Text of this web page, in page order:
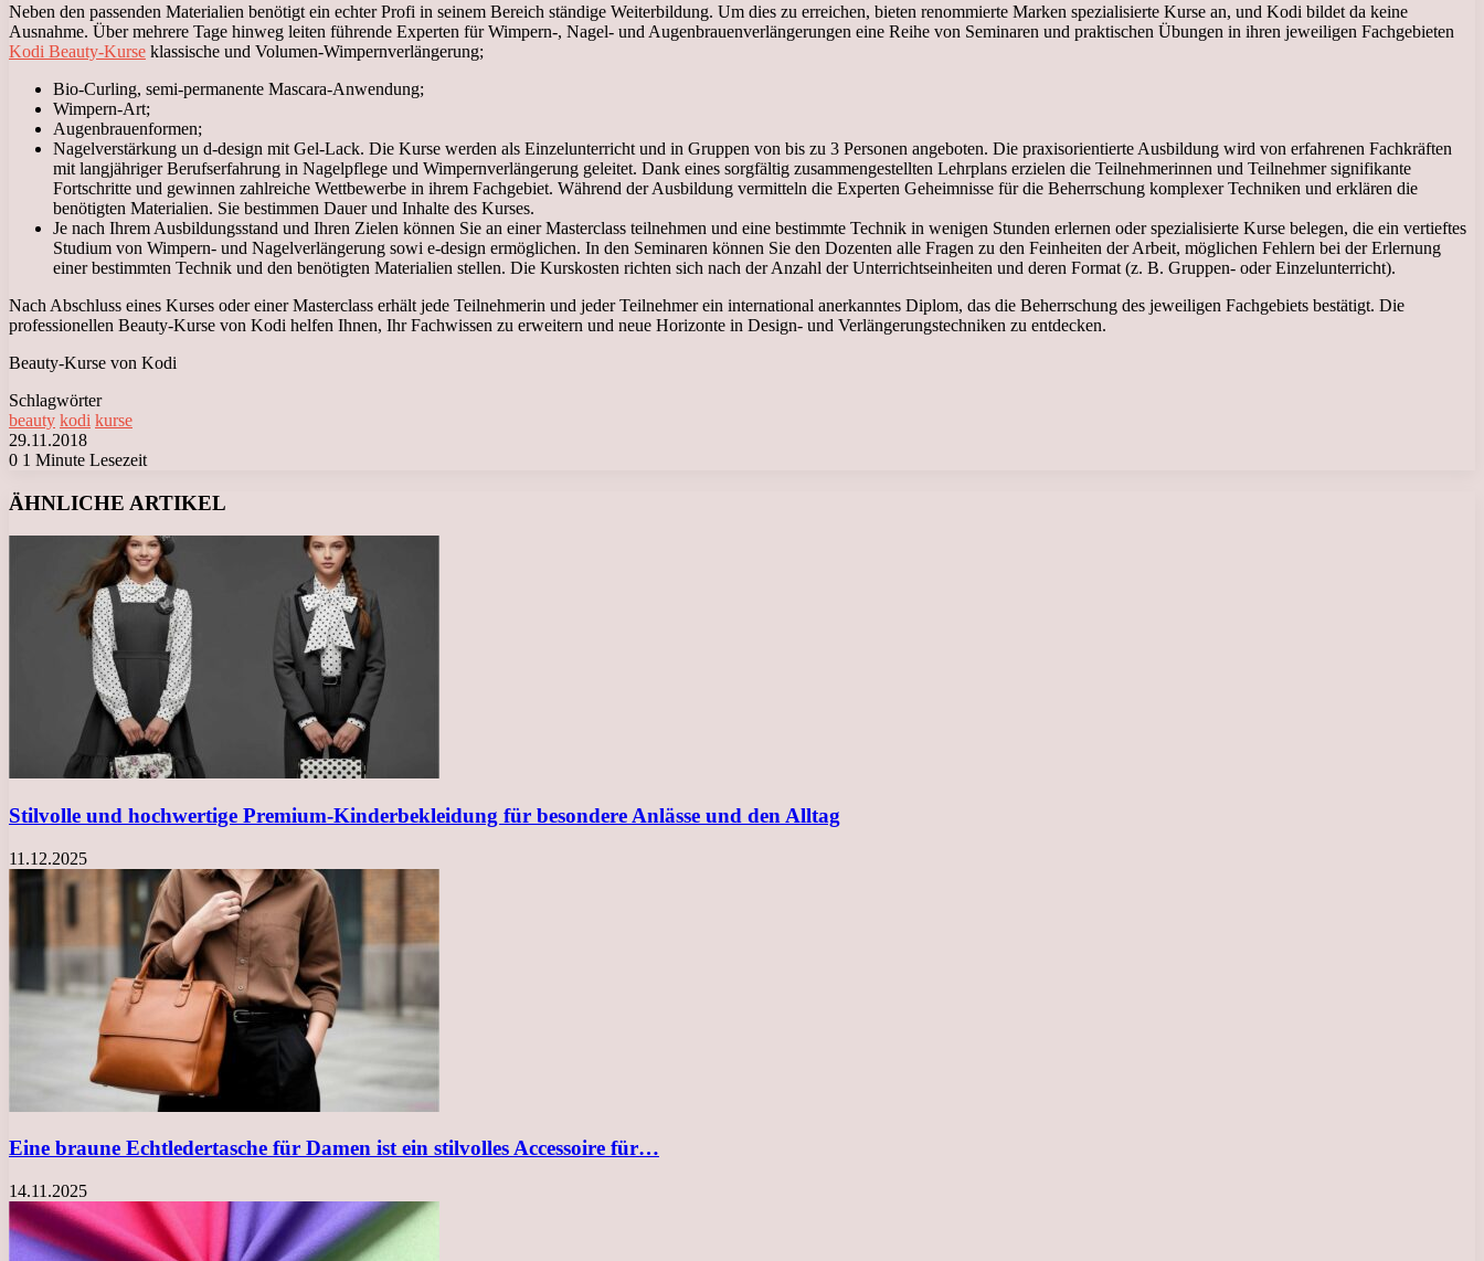
Neben den passenden Materialien benötigt ein echter Profi in seinem Bereich ständige Weiterbildung. Um dies zu erreichen, bieten renommierte Marken spezialisierte Kurse an, und Kodi bildet da keine
Ausnahme. Über mehrere Tage hinweg leiten führende Experten für Wimpern-, Nagel- und Augenbrauenverlängerungen eine Reihe von Seminaren und praktischen Übungen in ihren jeweiligen Fachgebieten
Kodi Beauty-Kurse klassische und Volumen-Wimpernverlängerung;
Bio-Curling, semi-permanente Mascara-Anwendung;
Wimpern-Art;
Augenbrauenformen;
Nagelverstärkung un d-design mit Gel-Lack. Die Kurse werden als Einzelunterricht und in Gruppen von bis zu 3 Personen angeboten. Die praxisorientierte Ausbildung wird von erfahrenen Fachkräften
mit langjähriger Berufserfahrung in Nagelpflege und Wimpernverlängerung geleitet. Dank eines sorgfältig zusammengestellten Lehrplans erzielen die Teilnehmerinnen und Teilnehmer signifikante
Fortschritte und gewinnen zahlreiche Wettbewerbe in ihrem Fachgebiet. Während der Ausbildung vermitteln die Experten Geheimnisse für die Beherrschung komplexer Techniken und erklären die
benötigten Materialien. Sie bestimmen Dauer und Inhalte des Kurses.
Je nach Ihrem Ausbildungsstand und Ihren Zielen können Sie an einer Masterclass teilnehmen und eine bestimmte Technik in wenigen Stunden erlernen oder spezialisierte Kurse belegen, die ein vertieftes
Studium von Wimpern- und Nagelverlängerung sowi e-design ermöglichen. In den Seminaren können Sie den Dozenten alle Fragen zu den Feinheiten der Arbeit, möglichen Fehlern bei der Erlernung
einer bestimmten Technik und den benötigten Materialien stellen. Die Kurskosten richten sich nach der Anzahl der Unterrichtseinheiten und deren Format (z. B. Gruppen- oder Einzelunterricht).
Nach Abschluss eines Kurses oder einer Masterclass erhält jede Teilnehmerin und jeder Teilnehmer ein international anerkanntes Diplom, das die Beherrschung des jeweiligen Fachgebiets bestätigt. Die
professionellen Beauty-Kurse von Kodi helfen Ihnen, Ihr Fachwissen zu erweitern und neue Horizonte in Design- und Verlängerungstechniken zu entdecken.
Beauty-Kurse von Kodi
Schlagwörter
beauty kodi kurse
29.11.2018
0 1 Minute Lesezeit
ÄHNLICHE ARTIKEL
Stilvolle und hochwertige Premium-Kinderbekleidung für besondere Anlässe und den Alltag
11.12.2025
Eine braune Echtledertasche für Damen ist ein stilvolles Accessoire für…
14.11.2025